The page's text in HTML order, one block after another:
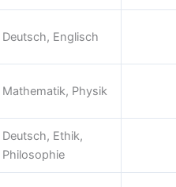
Deutsch, Englisch
Mathematik, Physik
Deutsch, Ethik,
Philosophie